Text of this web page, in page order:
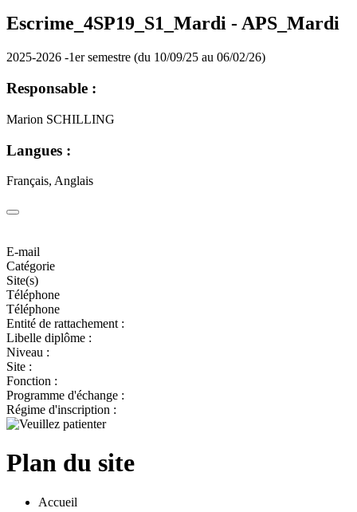
Escrime_4SP19_S1_Mardi -APS_Mardi
2025-2026 -1er semestre (du 10/09/25 au 06/02/26)
Responsable :
Marion SCHILLING
Langues :
Français, Anglais
E-mail
Catégorie
Site(s)
Téléphone
Téléphone
Entité de rattachement :
Libelle diplôme :
Niveau :
Site :
Fonction :
Programme d'échange :
Régime d'inscription :
Plan du site
Accueil